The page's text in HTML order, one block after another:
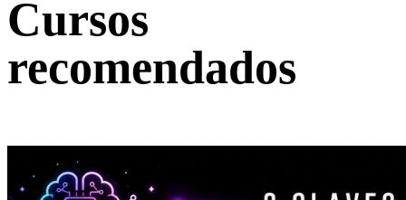
Cursos
recomendados